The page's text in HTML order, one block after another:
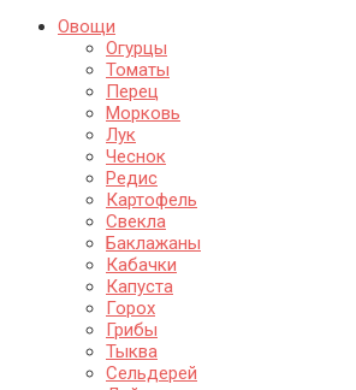
Овощи
Огурцы
Томаты
Перец
Морковь
Лук
Чеснок
Редис
Картофель
Свекла
Баклажаны
Кабачки
Капуста
Горох
Грибы
Тыква
Сельдерей